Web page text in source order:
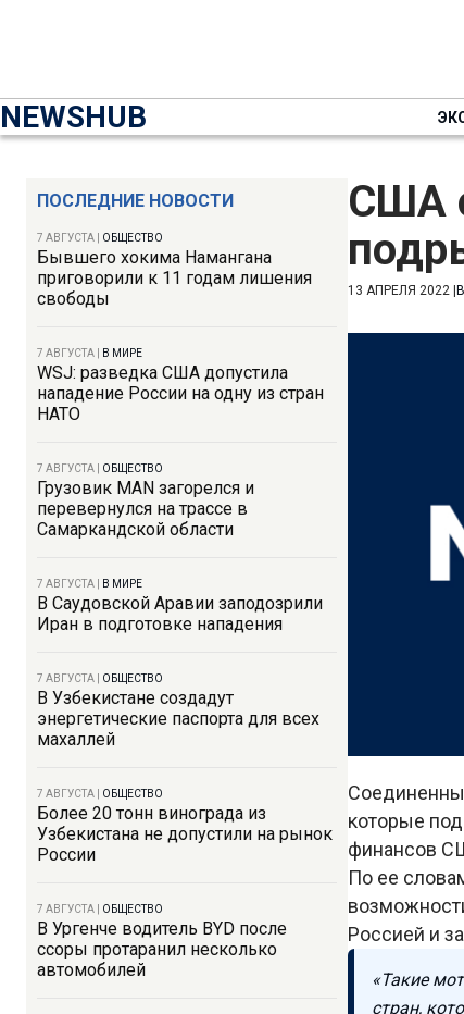
NEWSHUB
ПОСЛЕДНИЕ НОВОСТИ
7 АВГУСТА ОБЩЕСТВО
Бывшего хокима Намангана
приговорили к 11 годам лишения
свободы
7 АВГУСТА В МИРЕ
WSJ: разведка США допустила
нападение России на одну из стран
НАТО
7 АВГУСТА ОБЩЕСТВО
Грузовик MAN загорелся и
перевернулся на трассе в
Самаркандской области
7 АВГУСТА В МИРЕ
В Саудовской Аравии заподозрили
Иран в подготовке нападения
7 АВГУСТА ОБЩЕСТВО
В Узбекистане создадут
энергетические паспорта для всех
махаллей
7 АВГУСТА ОБЩЕСТВО
Более 20 тонн винограда из
Узбекистана не допустили на рынок
России
7 АВГУСТА ОБЩЕСТВО
В Ургенче водитель BYD после
ссоры протаранил несколько
автомобилей
США
13 АПРЕЛЯ 2022
которые
финансов
По ее
Россией и
«Такие
стран,